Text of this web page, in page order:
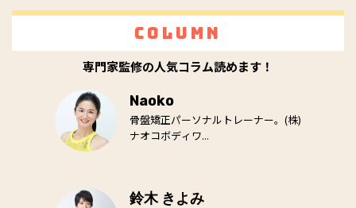
Column
専門家監修の人気コラム読めます！
Naoko
骨盤矯正パーソナルトレーナー。(株)
ナオコボディワ...
鈴木 きよみ